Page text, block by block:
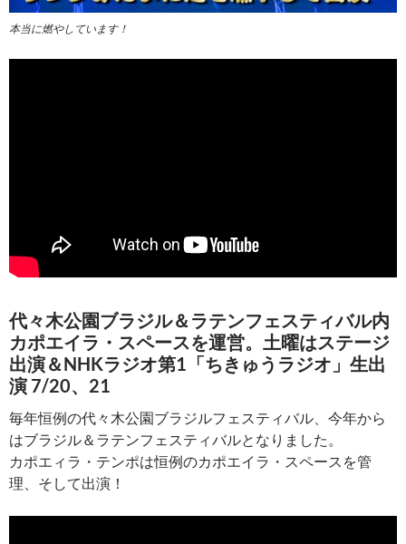
本当に燃やしています！
代々木公園ブラジル＆ラテンフェスティバル内
カポエイラ・スペースを運営。土曜はステージ
出演＆NHKラジオ第1「ちきゅうラジオ」生出
演 7/20、21
毎年恒例の代々木公園ブラジルフェスティバル、今年から
はブラジル＆ラテンフェスティバルとなりました。
カポエィラ・テンポは恒例のカポエイラ・スペースを管
理、そして出演！